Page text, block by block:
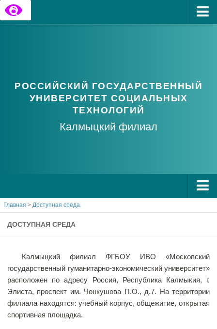
Часто задаваемые вопросы
РОССИЙСКИЙ ГОСУДАРСТВЕННЫЙ
УНИВЕРСИТЕТ СОЦИАЛЬНЫХ
ТЕХНОЛОГИЙ
Калмыцкий филиал
О РГУ СоцТех
Учёный совет
История университета
Контакты РГУ СоцТех
Сведения об образовательной организации
Абитуриенту
Главная > Доступная среда
ДОСТУПНАЯ СРЕДА
Калмыцкий филиал ФГБОУ ИВО «Московский
государственный гуманитарно-экономический университет»
расположен по адресу Россия, Республика Калмыкия, г.
Элиста, проспект им. Чонкушова П.О., д.7. На территории
филиала находятся: учебный корпус, общежитие, открытая
спортивная площадка.